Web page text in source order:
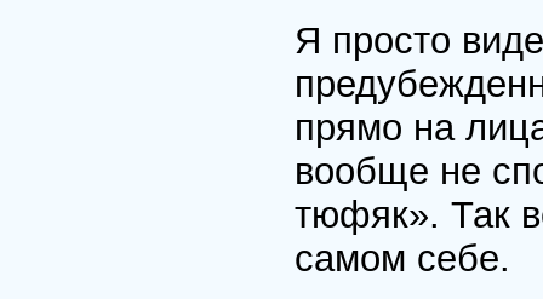
Я просто
прямо на
вообще не
тюфяк». Так
самом себе.